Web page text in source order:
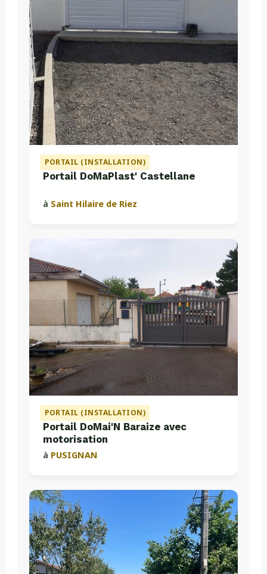
PORTAIL (INSTALLATION)
Portail DoMaPlast' Castellane
à Saint Hilaire de Riez
PORTAIL (INSTALLATION)
Portail DoMai'N Baraize avec
motorisation
à PUSIGNAN